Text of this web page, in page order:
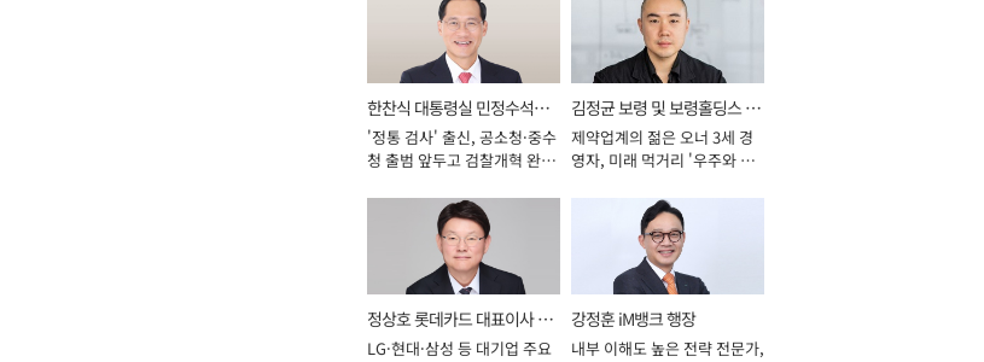
한찬식 대통령실 민정수석비
서관
'정통 검사' 출신, 공소청·중수
청 출범 앞두고 검찰개혁 완수
김정균 보령 및 보령홀딩스 대
표이사 사장
제약업계의 젊은 오너 3세 경
영자, 미래 먹거리 '우주와 헬
정상호 롯데카드 대표이사 사
장
LG·현대·삼성 등 대기업 주요
강정훈 iM뱅크 행장
내부 이해도 높은 전략 전문가,